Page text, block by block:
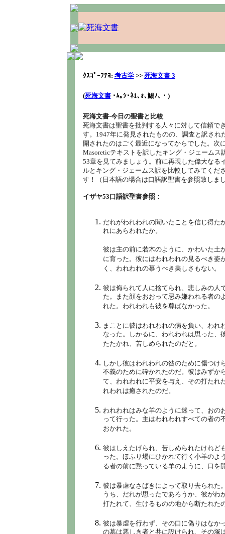
ｸｽｺﾟｰﾌﾃﾖ: 考古学>> 死海文書 3
(死海文書･ﾑ｡ｼ･ﾈ1､ｫ､鯣ﾉ､・ )
死海文書‐今日の聖書と比較
死海文書は聖書を批判する人々に対して信頼で
す。1947年に発見されたものの、調査と訳され
開されたのはごく最近になってからでした。次
Masoreticテキストを訳したキング・ジェームス
53章を見てみましょう。前に再現した偉大なる
ルとキング・ジェームス訳を比較してみてくだ
す！（日本語の場合は口語訳聖書を参照致しま
イザヤ53口語訳聖書参照：
だれがわれわれの聞いたことを信じ得た
れにあらわれたか。
彼は主の前に若木のように、かわいた土
に育った。彼にはわれわれの見るべき姿
く、われわれの慕うべき美しさもない。
彼は侮られて人に捨てられ、悲しみの人
た。また顔をおおって忌み嫌われる者の
れた。われわれも彼を尊ばなかった。
まことに彼はわれわれの病を負い、われ
なった。しかるに、われわれは思った、
たたかれ、苦しめられたのだと。
しかし彼はわれわれの咎のために傷つけ
不義のために砕かれたのだ。彼はみずか
て、われわれに平安を与え、その打たれ
れわれは癒されたのだ。
われわれはみな羊のように迷って、おの
って行った。主はわれわれすべての者の
おかれた。
彼はしえたげられ、苦しめられたけれど
った。ほふり場にひかれて行く小羊のよ
る者の前に黙っている羊のように、口を
彼は暴虐なさばきによって取り去られた
うち、だれが思ったであろうか、彼がわ
打たれて、生けるものの地から断たれた
彼は暴虐を行わず、その口に偽りはなか
の墓は悪しき者と共に設けられ、その塚